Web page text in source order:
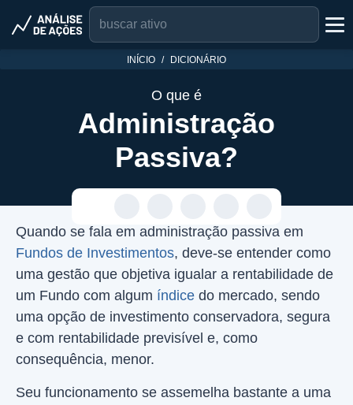
INÍCIO DICIONÁRIO
O que é
Administração
Passiva?
Quando se fala em administração passiva em
Fundos de Investimentos, deve-se entender como
uma gestão que objetiva igualar a rentabilidade de
um Fundo com algum índice do mercado, sendo
uma opção de investimento conservadora, segura
e com rentabilidade previsível e, como
consequência, menor.
Seu funcionamento se assemelha bastante a uma